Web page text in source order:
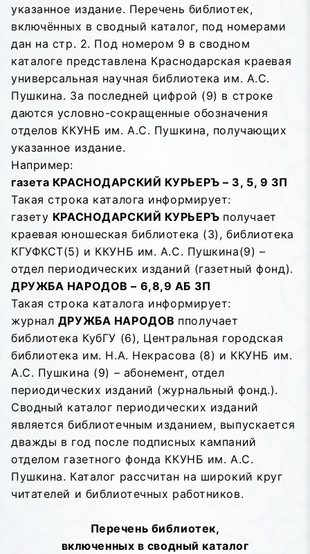
указанное издание. Перечень библиотек,
включённых в сводный каталог, под номерами
дан на стр. 2. Под номером 9 в сводном
каталоге представлена Краснодарская краевая
универсальная научная библиотека им. А.С.
Пушкина. За последней цифрой (9) в строке
даются условно-сокращенные обозначения
отделов ККУНБ им. А.С. Пушкина, получающих
указанное издание.
Например:
газета КРАСНОДАРСКИЙ КУРЬЕРЪ – 3, 5, 9 ЗП
Такая строка каталога информирует:
газету КРАСНОДАРСКИЙ КУРЬЕРЪ получает
краевая юношеская библиотека (3), библиотека
КГУФКСТ(5) и ККУНБ им. А.С. Пушкина(9) –
отдел периодических изданий (газетный фонд).
ДРУЖБА НАРОДОВ – 6,8,9 АБ ЗП
Такая строка каталога информирует:
журнал ДРУЖБА НАРОДОВ пполучает
библиотека КубГУ (6), Центральная городская
библиотека им. Н.А. Некрасова (8) и ККУНБ им.
А.С. Пушкина (9) – абонемент, отдел
периодических изданий (журнальный фонд.).
Сводный каталог периодических изданий
является библиотечным изданием, выпускается
дважды в год после подписных кампаний
отделом газетного фонда ККУНБ им. А.С.
Пушкина. Каталог рассчитан на широкий круг
читателей и библиотечных работников.
Перечень библиотек,
включенных в сводный каталог